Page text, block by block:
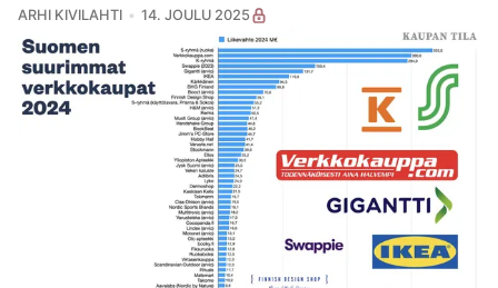
ARHI KIVILAHTI 14. JOULU 2025